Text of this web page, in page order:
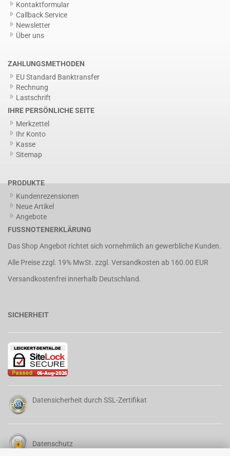
Kontaktformular
Callback Service
Newsletter
Über uns
ZAHLUNGSMETHODEN
EU Standard Banktransfer
Rechnung
Lastschrift
IHRE PERSÖNLICHE SEITE
Merkzettel
Ihr Konto
Kasse
Sitemap
PRODUKTE
Kundenrezensionen
Neue Artikel
Angebote
FUSSNOTENERKLÄRUNG
Das Shop Angebot richtet sich vornehmlich an gewerbliche Kunden.
Alle Preise zzgl. 19% MwSt. zzgl. Versandkosten ab 160.00 EUR
Versandkostenfrei innerhalb Deutschland.
SICHERHEIT
Datensicherheit durch SSL-Zertifikat
Datenschutz